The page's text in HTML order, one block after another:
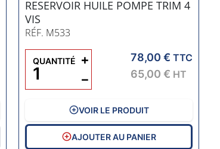
RESERVOIR HUILE POMPE TRIM 4
VIS
RÉF. M533
78,00 € TTC
65,00 € HT
QUANTITÉ
−
+
VOIR LE PRODUIT
AJOUTER AU PANIER